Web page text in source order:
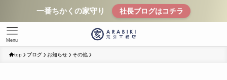
一番ちかくの家守り 社長ブログはコチラ
Menu
top ブログ お知らせ その他